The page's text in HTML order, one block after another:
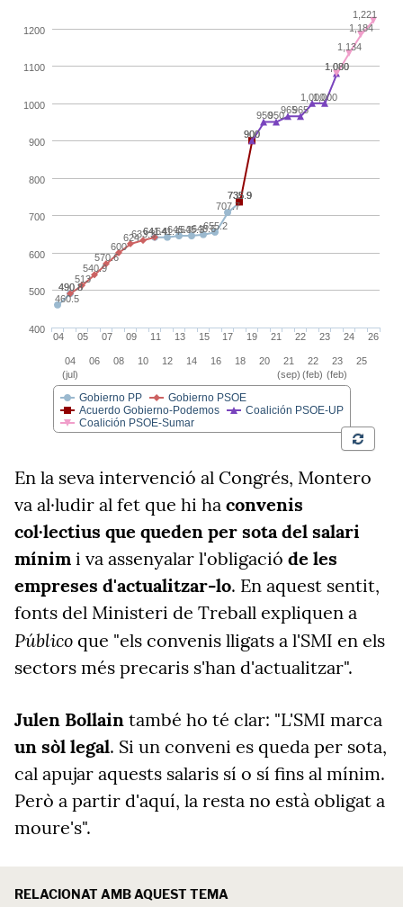
En la seva intervenció al Congrés, Montero
va al·ludir al fet que hi ha convenis
col·lectius que queden per sota del salari
mínim i va assenyalar l'obligació de les
empreses d'actualitzar-lo. En aquest sentit,
fonts del Ministeri de Treball expliquen a
Público que "els convenis lligats a l'SMI en els
sectors més precaris s'han d'actualitzar".
Julen Bollain també ho té clar: "L'SMI marca
un sòl legal. Si un conveni es queda per sota,
cal apujar aquests salaris sí o sí fins al mínim.
Però a partir d'aquí, la resta no està obligat a
moure's".
RELACIONAT AMB AQUEST TEMA